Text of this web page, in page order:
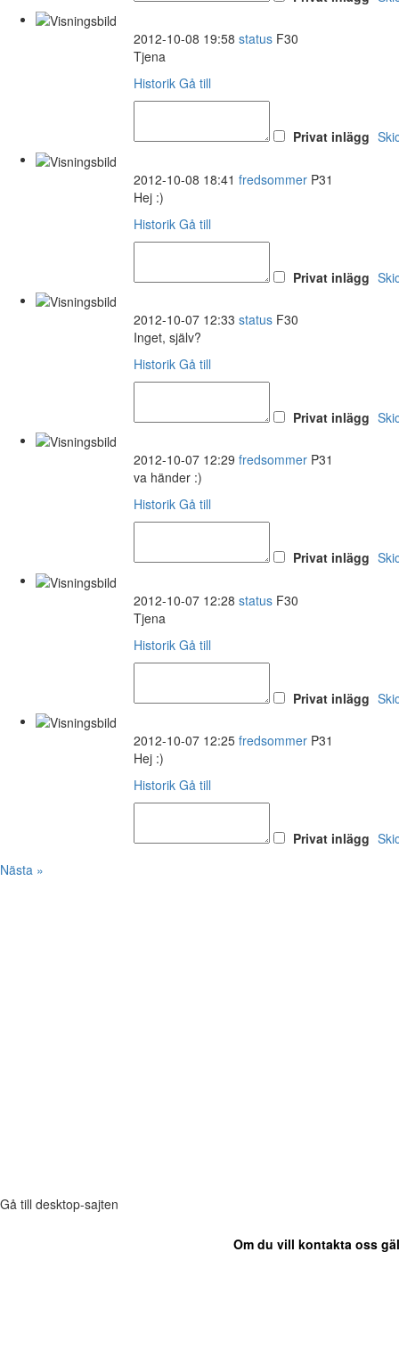
2012-10-08 19:58 status F30
Tjena
Historik Gå till
Privat inlägg
2012-10-08 18:41 fredsommer P31
Hej :)
Historik Gå till
Privat inlägg
2012-10-07 12:33 status F30
Inget, själv?
Historik Gå till
Privat inlägg
2012-10-07 12:29 fredsommer P31
va händer :)
Historik Gå till
Privat inlägg
2012-10-07 12:28 status F30
Tjena
Historik Gå till
Privat inlägg
2012-10-07 12:25 fredsommer P31
Hej :)
Historik Gå till
Privat inlägg
Nästa »
Gå till desktop-sajten
Om du vill kontakta oss